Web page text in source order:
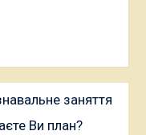
заняття
Ви план?